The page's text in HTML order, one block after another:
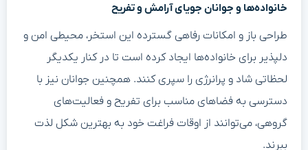
خانواده‌ها و جوانان جویای آرامش و تفریح
طراحی باز و امکانات رفاهی گسترده این استخر، محیطی امن و
دلپذیر برای خانواده‌ها ایجاد کرده است تا در کنار یکدیگر
لحظاتی شاد و پرانرژی را سپری کنند. همچنین جوانان نیز با
دسترسی به فضاهای مناسب برای تفریح و فعالیت‌های
گروهی، می‌توانند از اوقات فراغت خود به بهترین شکل لذت
ببرند.